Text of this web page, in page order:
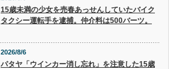
15歳未満の少女を売春あっせんしていたバイク
タクシー運転手を逮捕。仲介料は500バーツ。
2026/8/6
パタヤ「ウインカー消し忘れ」を注意した15歳